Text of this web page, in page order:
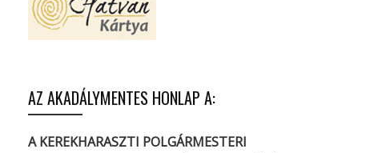
AZ AKADÁLYMENTES HONLAP A:
A KEREKHARASZTI POLGÁRMESTERI